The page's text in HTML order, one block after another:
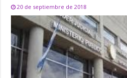
20 de septiembre de 2018